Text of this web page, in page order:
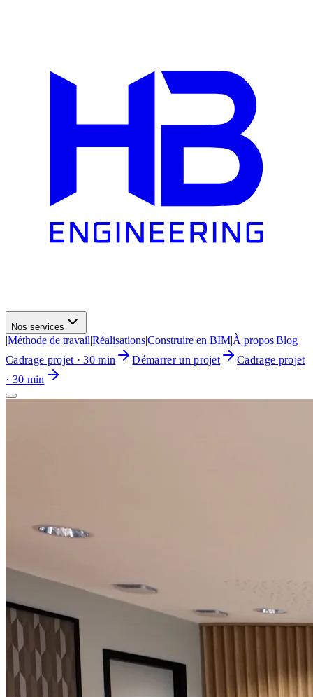
Nos services
|Méthode de travail|Réalisations|Construire en BIM|À propos|Blog
Cadrage projet · 30 min
Démarrer un projet
Cadrage projet
· 30 min